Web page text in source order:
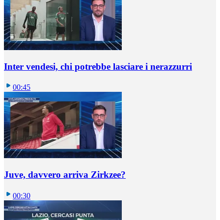
Inter vendesi, chi potrebbe lasciare i nerazzurri
00:45
Juve, davvero arriva Zirkzee?
00:30